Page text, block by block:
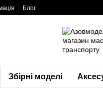
Блог
Збірні моделі